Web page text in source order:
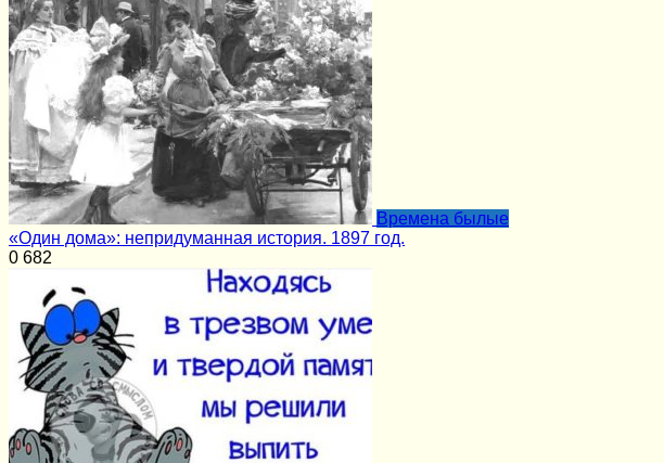
Времена былые
«Один дома»: непридуманная история. 1897 год.
0 682